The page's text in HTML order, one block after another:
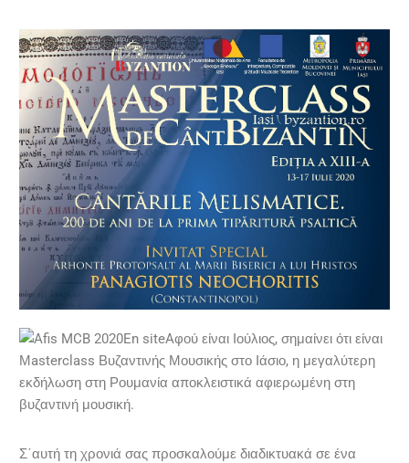
Aφού είναι Ιούλιος, σημαίνει ότι είναι
Μasterclass Βυζαντινής Μουσικής στο Ιάσιο, η μεγαλύτερη
εκδήλωση στη Ρουμανία αποκλειστικά αφιερωμένη στη
βυζαντινή μουσική.
Σ΄αυτή τη χρονιά σας προσκαλούμε διαδικτυακά σε ένα